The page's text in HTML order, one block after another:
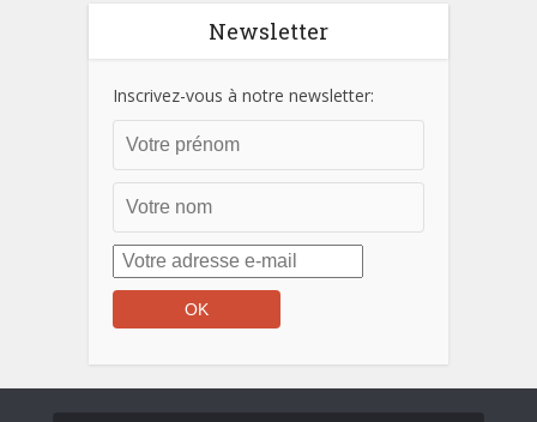
Newsletter
Inscrivez-vous à notre newsletter: